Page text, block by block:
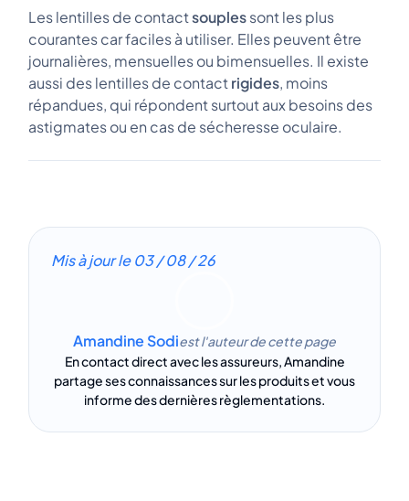
Les lentilles de contactsouplessont les plus
courantes car faciles à utiliser. Elles peuvent être
journalières, mensuelles ou bimensuelles. Il existe
aussi des lentilles de contact rigides, moins
répandues, qui répondent surtout aux besoins des
astigmates ou en cas de sécheresse oculaire.
Mis à jour le03 / 08 / 26
Amandine Sodiest l'auteur de cette page
En contact direct avec les assureurs, Amandine
partage ses connaissances sur les produits et vous
informe des dernières règlementations.